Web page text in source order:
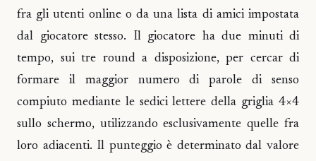
fra gli utenti online o da una lista di amici impostata
dal giocatore stesso. Il giocatore ha due minuti di
tempo, sui tre round a disposizione, per cercar di
formare il maggior numero di parole di senso
compiuto mediante le sedici lettere della griglia 4×4
sullo schermo, utilizzando esclusivamente quelle fra
loro adiacenti. Il punteggio è determinato dal valore